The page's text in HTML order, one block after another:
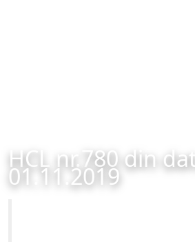
HCL nr.780 din
01.11.2019